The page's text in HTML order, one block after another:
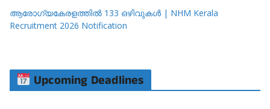
ആരോഗ്യകേരളത്തിൽ 133 ഒഴിവുകൾ | NHM Kerala
Recruitment 2026 Notification
Upcoming Deadlines